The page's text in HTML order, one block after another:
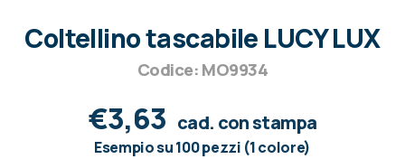
Coltellino tascabile LUCY LUX
Codice: MO9934
€3,63 cad. con stampa
Esempio su 100 pezzi (1 colore)